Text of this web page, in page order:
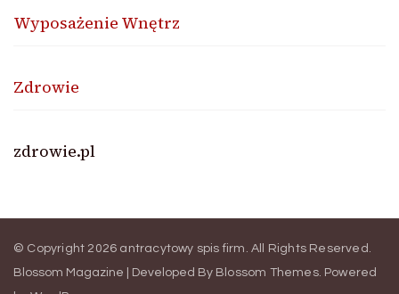
Wyposażenie Wnętrz
Zdrowie
zdrowie.pl
© Copyright 2026 antracytowy spis firm . All Rights Reserved.
Blossom Magazine | Developed By Blossom Themes. Powered